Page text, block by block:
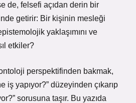
de, felsefi açıdan derin bir
getirir: Bir kişinin mesleği
yaklaşımını ve
etkiler?
perspektifinden bakmak,
iş yapıyor?” düzeyinden çıkarıp
sorusuna taşır. Bu yazıda